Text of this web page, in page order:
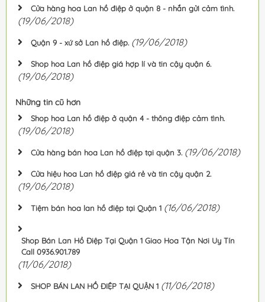
Cửa hàng hoa Lan hồ điệp ở quận 8 - nhắn gửi cảm tình.
(19/06/2018)
Quận 9 - xứ sở Lan hồ điệp. (19/06/2018)
Shop hoa Lan hồ điệp giá hợp lí và tin cậy quận 6.
(19/06/2018)
Những tin cũ hơn
Shop hoa Lan hồ điệp ở quận 4 - thông điệp cảm tình.
(19/06/2018)
Cửa hàng bán hoa Lan hồ điệp tại quận 3. (19/06/2018)
Cửa hiệu hoa Lan hồ điệp giá rẻ và tin cậy quận 2.
(19/06/2018)
Tiệm bán hoa lan hồ điệp tại Quận 1 (16/06/2018)
Shop Bán Lan Hồ Điệp Tại Quận 1 Giao Hoa Tận Nơi Uy Tín
Call 0936.901.789
(11/06/2018)
SHOP BÁN LAN HỒ ĐIỆP TẠI QUẬN 1 (11/06/2018)